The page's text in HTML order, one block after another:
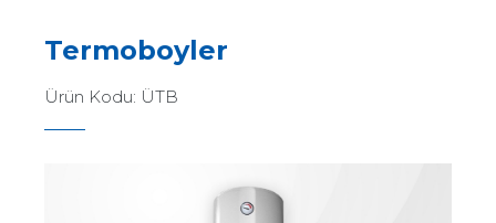
Termoboyler
Ürün Kodu: ÜTB